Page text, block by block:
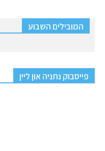
המובילים השבוע
פייסבוק נתניה און ליין